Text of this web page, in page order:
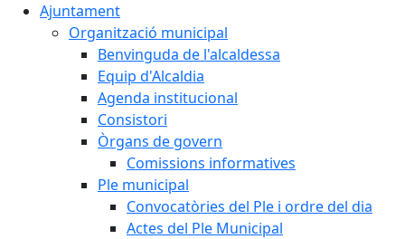
Ajuntament
Organització municipal
Benvinguda de l'alcaldessa
Equip d'Alcaldia
Agenda institucional
Consistori
Òrgans de govern
Comissions informatives
Ple municipal
Convocatòries del Ple i ordre del dia
Actes del Ple Municipal